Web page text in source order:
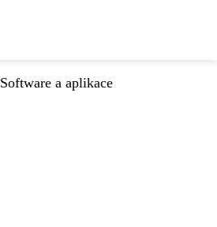
Software a aplikace